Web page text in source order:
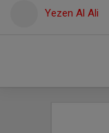
Yezen Al Ali